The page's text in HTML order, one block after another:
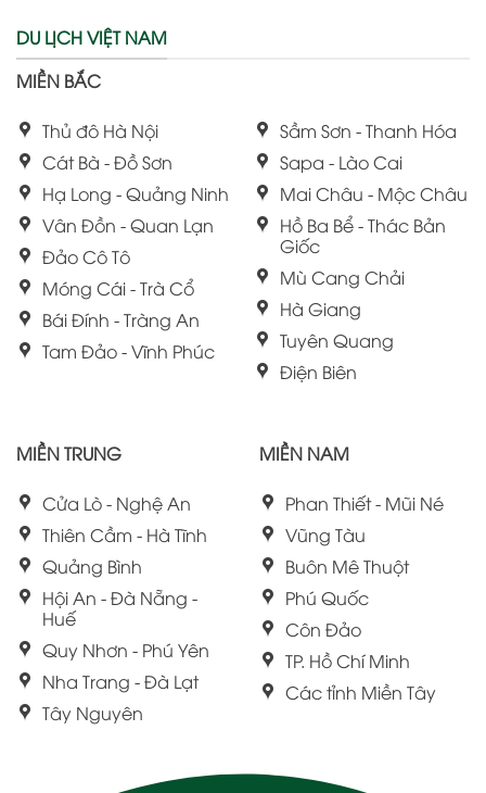
DU LỊCH VIỆT NAM
MIỀN BẮC
Thủ đô Hà Nội
Cát Bà - Đồ Sơn
Hạ Long - Quảng Ninh
Vân Đồn - Quan Lạn
Đảo Cô Tô
Móng Cái - Trà Cổ
Bái Đính - Tràng An
Tam Đảo - Vĩnh Phúc
Sầm Sơn - Thanh Hóa
Sapa - Lào Cai
Mai Châu - Mộc Châu
Hồ Ba Bể - Thác Bản
Giốc
Mù Cang Chải
Hà Giang
Tuyên Quang
Điện Biên
MIỀN TRUNG
Cửa Lò - Nghệ An
Thiên Cầm - Hà Tĩnh
Quảng Bình
Hội An - Đà Nẵng -
Huế
Quy Nhơn - Phú Yên
Nha Trang - Đà Lạt
Tây Nguyên
MIỀN NAM
Phan Thiết - Mũi Né
Vũng Tàu
Buôn Mê Thuột
Phú Quốc
Côn Đảo
TP. Hồ Chí Minh
Các tỉnh Miền Tây